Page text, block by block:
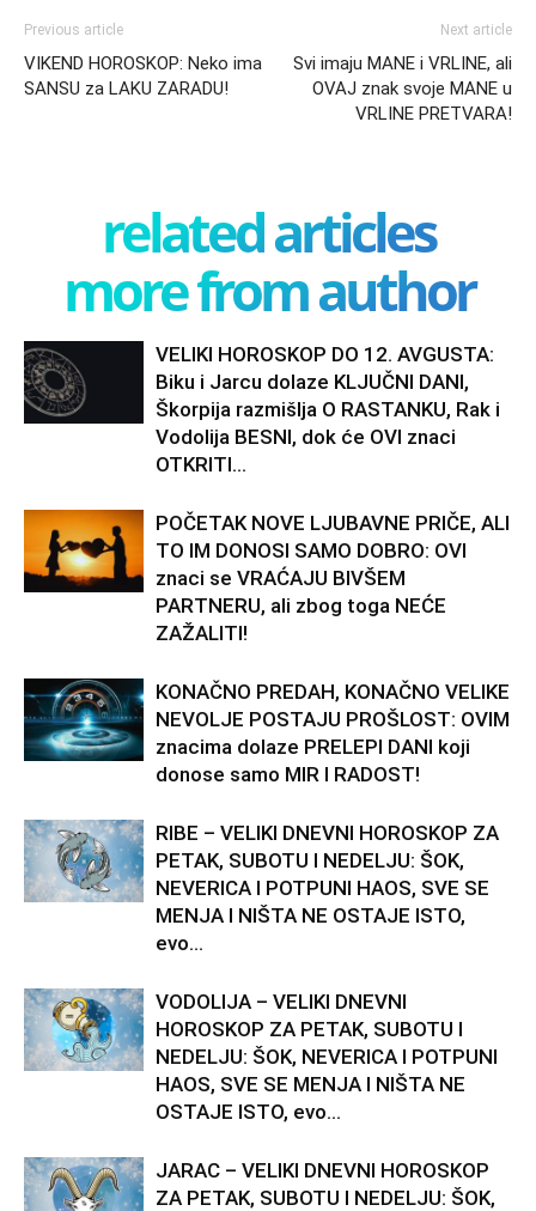
Previous article
VIKEND HOROSKOP: Neko ima
SANSU za LAKU ZARADU!
Next article
Svi imaju MANE i VRLINE, ali
OVAJ znak svoje MANE u
VRLINE PRETVARA!
related articles
more from author
VELIKI HOROSKOP DO 12. AVGUSTA:
Biku i Jarcu dolaze KLJUČNI DANI,
Škorpija razmišlja O RASTANKU, Rak i
Vodolija BESNI, dok će OVI znaci
OTKRITI...
POČETAK NOVE LJUBAVNE PRIČE, ALI
TO IM DONOSI SAMO DOBRO: OVI
znaci se VRAĆAJU BIVŠEM
PARTNERU, ali zbog toga NEĆE
ZAŽALITI!
KONAČNO PREDAH, KONAČNO VELIKE
NEVOLJE POSTAJU PROŠLOST: OVIM
znacima dolaze PRELEPI DANI koji
donose samo MIR I RADOST!
RIBE – VELIKI DNEVNI HOROSKOP ZA
PETAK, SUBOTU I NEDELJU: ŠOK,
NEVERICA I POTPUNI HAOS, SVE SE
MENJA I NIŠTA NE OSTAJE ISTO,
evo...
VODOLIJA – VELIKI DNEVNI
HOROSKOP ZA PETAK, SUBOTU I
NEDELJU: ŠOK, NEVERICA I POTPUNI
HAOS, SVE SE MENJA I NIŠTA NE
OSTAJE ISTO, evo...
JARAC – VELIKI DNEVNI HOROSKOP
ZA PETAK, SUBOTU I NEDELJU: ŠOK,